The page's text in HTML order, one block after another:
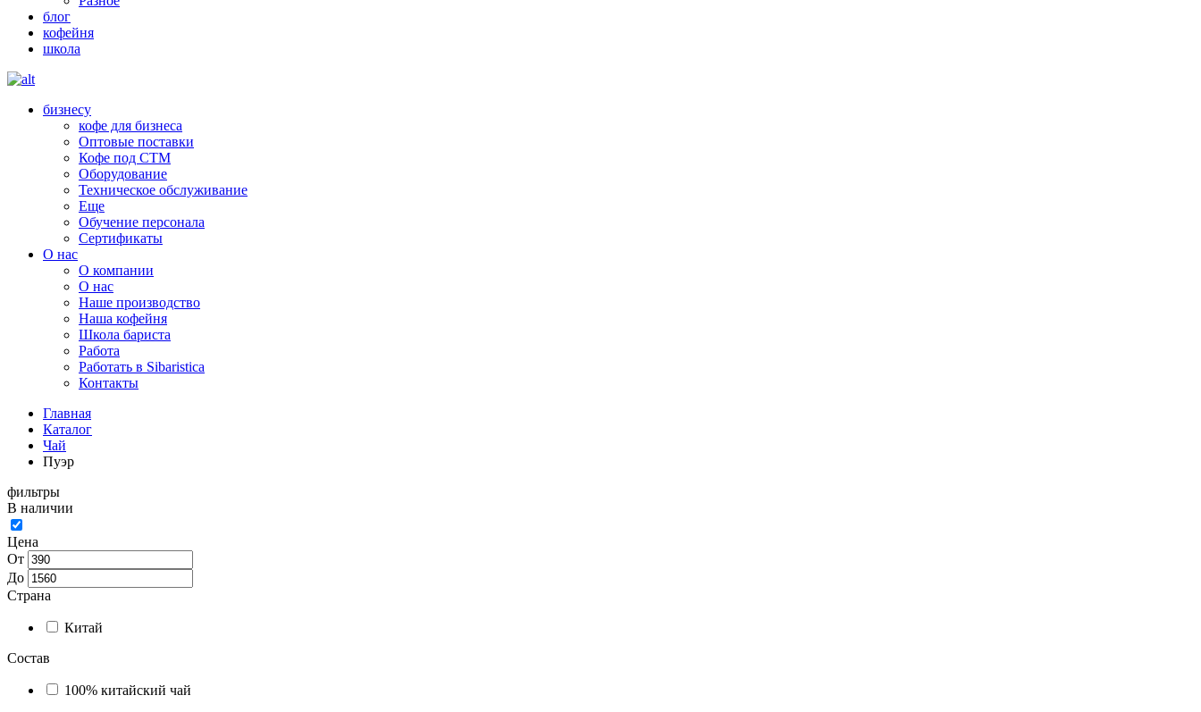
блог
кофейня
школа
бизнесу
кофе для бизнеса
Оптовые поставки
Кофе под СТМ
Оборудование
Техническое обслуживание
Еще
Обучение персонала
Сертификаты
О нас
O компании
О нас
Наше производство
Наша кофейня
Школа бариста
Работа
Работать в Sibaristica
Контакты
Главная
Каталог
Чай
Пуэр
фильтры
В наличии
Цена
От
До
Страна
Китай
Состав
100% китайский чай